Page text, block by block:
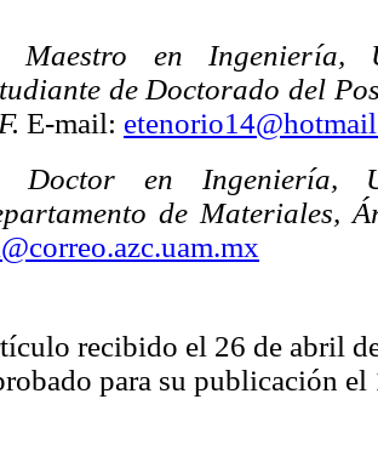
Maestro en Ingeniería,
de Doctorado del
E-mail:
Doctor en Ingeniería,
de Materiales,
recibido el 26 de abril
para su publicación